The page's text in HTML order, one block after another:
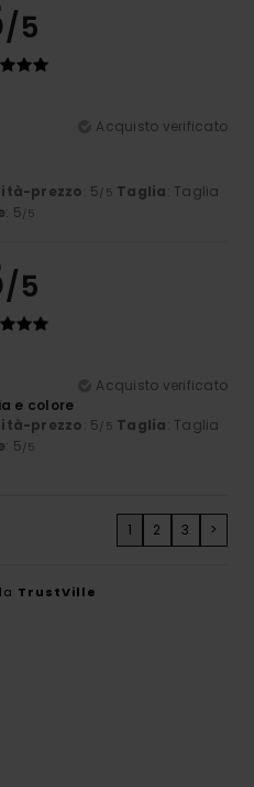
/5
Acquisto verificato
prezzo: 5 /5 Taglia: Taglia
: 5 /5
/5
Acquisto verificato
e colore
prezzo: 5 /5 Taglia: Taglia
: 5 /5
1 2 3 >
TrustVille